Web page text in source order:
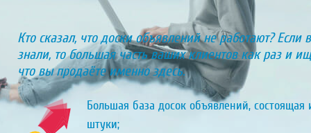
Кто сказал, что доски объявлений не работают? Если
знали, то большая часть ваших клиентов как раз и
что вы продаёте именно здесь.
Большая база досок объявлений, состоящая
штуки;